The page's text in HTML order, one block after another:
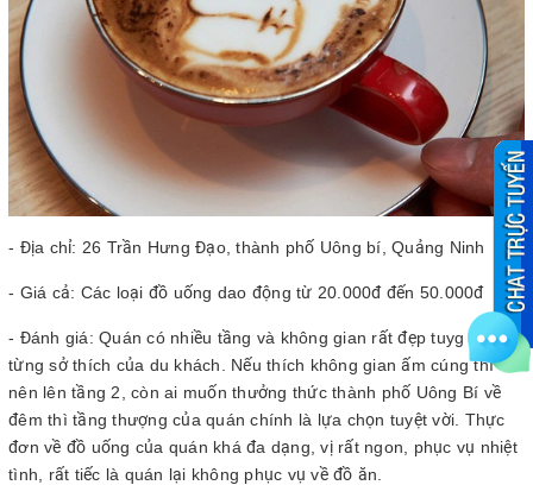
- Địa chỉ: 26 Trần Hưng Đạo, thành phố Uông bí, Quảng Ninh
- Giá cả: Các loại đồ uống dao động từ 20.000đ đến 50.000đ
- Đánh giá: Quán có nhiều tầng và không gian rất đẹp tuyg theo
từng sở thích của du khách. Nếu thích không gian ấm cúng thì
nên lên tầng 2, còn ai muốn thưởng thức thành phố Uông Bí về
đêm thì tầng thượng của quán chính là lựa chọn tuyệt vời. Thực
đơn về đồ uống của quán khá đa dạng, vị rất ngon, phục vụ nhiệt
tình, rất tiếc là quán lại không phục vụ về đồ ăn.